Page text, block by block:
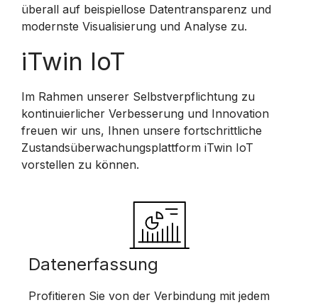
überall auf beispiellose Datentransparenz und
modernste Visualisierung und Analyse zu.
iTwin IoT
Im Rahmen unserer Selbstverpflichtung zu
kontinuierlicher Verbesserung und Innovation
freuen wir uns, Ihnen unsere fortschrittliche
Zustandsüberwachungsplattform iTwin IoT
vorstellen zu können.
Datenerfassung
Profitieren Sie von der Verbindung mit jedem